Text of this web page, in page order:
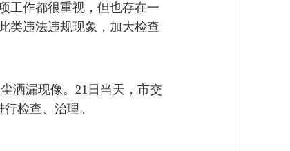
工作都很重视，但也存在一
类违法违规现象，加大检查
洒漏现像。21日当天，市交
检查、治理。